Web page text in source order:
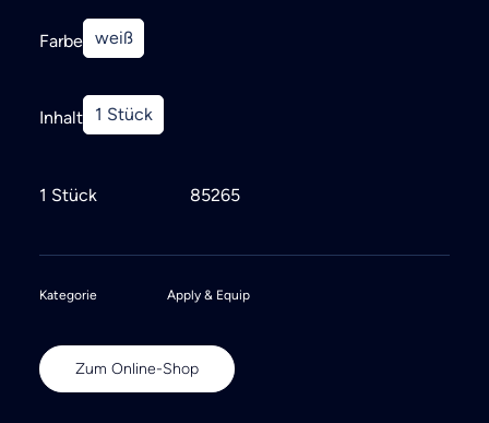
Farbe weiß
Inhalt 1 Stück
1 Stück 85265
Kategorie Apply & Equip
Zum Online-Shop